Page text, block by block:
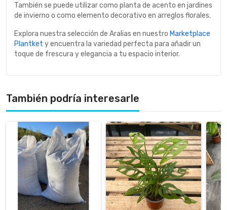
También se puede utilizar como planta de acento en jardines
de invierno o como elemento decorativo en arreglos florales.
Explora nuestra selección de Aralias en nuestro Marketplace
Plantket y encuentra la variedad perfecta para añadir un
toque de frescura y elegancia a tu espacio interior.
También podría interesarle